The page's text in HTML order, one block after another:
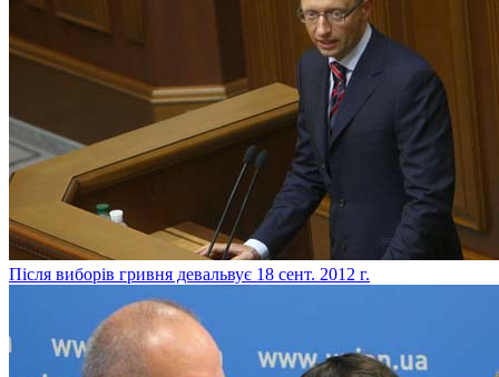
Після виборів гривня девальвує 18 сент. 2012 г.